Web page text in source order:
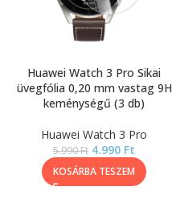
Huawei Watch 3 Pro Sikai
üvegfólia 0,20 mm vastag 9H
keménységű (3 db)
Huawei Watch 3 Pro
5.990Ft 4.990 Ft
KOSÁRBA TESZEM